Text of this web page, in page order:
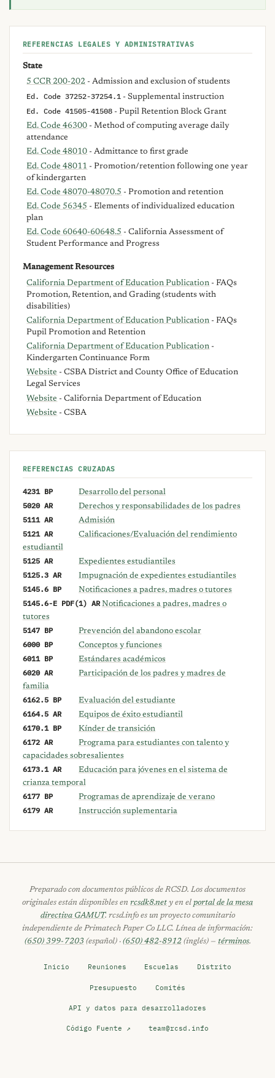
REFERENCIAS LEGALES Y ADMINISTRATIVAS
State
5 CCR 200-202 - Admission and exclusion of students
Ed. Code 37252-37254.1 - Supplemental instruction
Ed. Code 41505-41508 - Pupil Retention Block Grant
Ed. Code 46300 - Method of computing average daily
attendance
Ed. Code 48010 - Admittance to first grade
Ed. Code 48011 - Promotion/retention following one year
of kindergarten
Ed. Code 48070-48070.5 - Promotion and retention
Ed. Code 56345 - Elements of individualized education
plan
Ed. Code 60640-60648.5 - California Assessment of
Student Performance and Progress
Management Resources
California Department of Education Publication - FAQs
Promotion, Retention, and Grading (students with
disabilities)
California Department of Education Publication - FAQs
Pupil Promotion and Retention
California Department of Education Publication -
Kindergarten Continuance Form
Website - CSBA District and County Office of Education
Legal Services
Website - California Department of Education
Website - CSBA
REFERENCIAS CRUZADAS
4231 BP Desarrollo del personal
5020 AR Derechos y responsabilidades de los padres
5111 AR Admisión
5121 AR
Calificaciones/Evaluación del rendimiento
estudiantil
5125 AR Expedientes estudiantiles
5125.3 AR Impugnación de expedientes estudiantiles
5145.6 BP Notificaciones a padres, madres o tutores
5145.6-E PDF(1) AR Notificaciones a padres, madres o
tutores
5147 BP Prevención del abandono escolar
6000 BP Conceptos y funciones
6011 BP Estándares académicos
6020 AR
Participación de los padres y madres de
familia
6162.5 BP Evaluación del estudiante
6164.5 AR Equipos de éxito estudiantil
6170.1 BP Kínder de transición
6172 AR
Programa para estudiantes con talento y
capacidades sobresalientes
6173.1 AR
Educación para jóvenes en el sistema de
crianza temporal
6177 BP Programas de aprendizaje de verano
6179 AR Instrucción suplementaria
Preparado con documentos públicos de RCSD. Los documentos
originales están disponibles en rcsdk8.net y en el portal de la mesa
directiva GAMUT. rcsd.info es un proyecto comunitario
independiente de Primatech Paper Co LLC. Línea de información:
(650) 399-7203 (español) · (650) 482-8912(inglés) — términos.
Inicio Reuniones Escuelas Distrito
Presupuesto Comités
API y datos para desarrolladores
Código Fuente ↗ team@rcsd.info